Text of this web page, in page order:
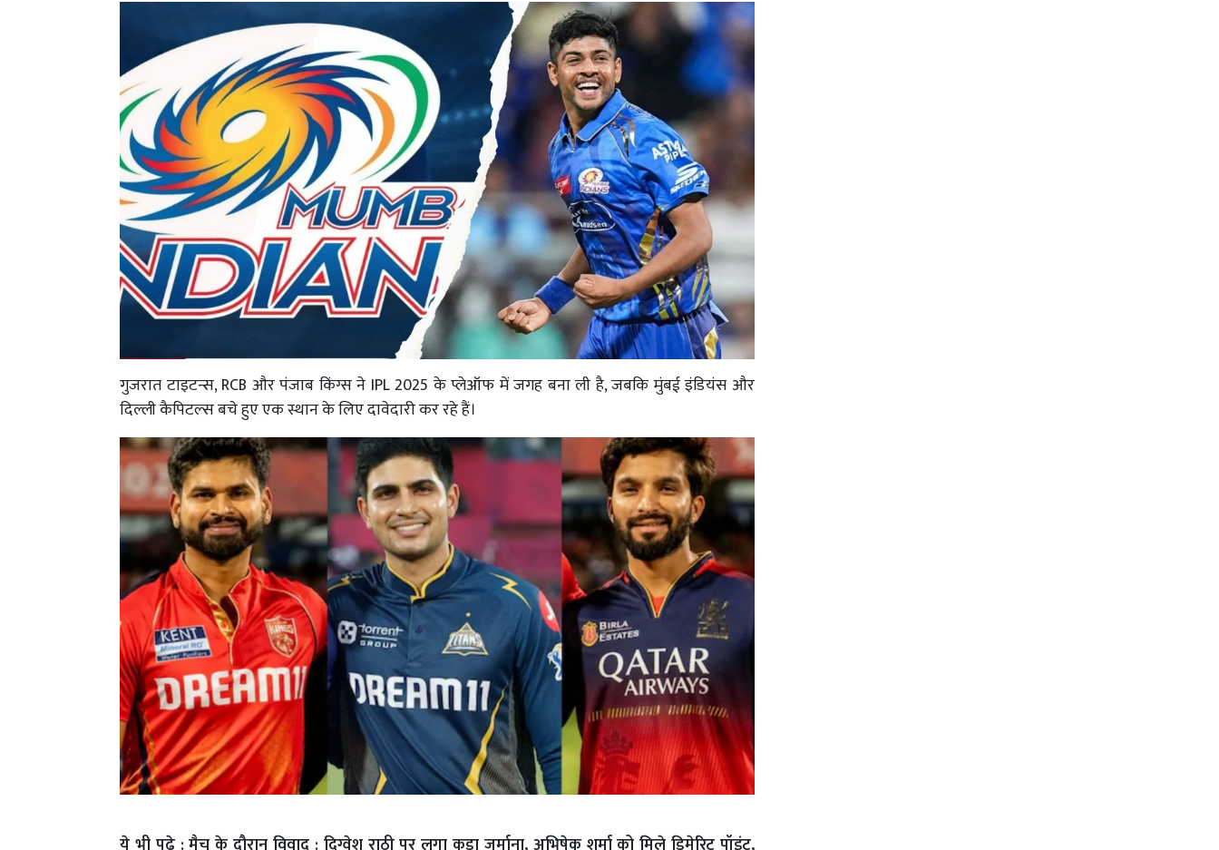
गुजरात टाइटन्स, RCB और पंजाब किंग्स ने IPL 2025 के प्लेऑफ में जगह बना ली है, जबकि मुंबई इंडियंस और
दिल्ली कैपिटल्स बचे हुए एक स्थान के लिए दावेदारी कर रहे हैं।